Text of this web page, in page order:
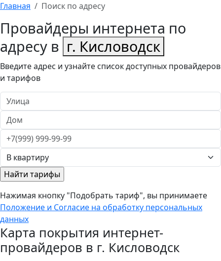
Главная
Поиск по адресу
Провайдеры интернета по
адресу в г. Кисловодск
Введите адрес и узнайте список доступных провайдеров
и тарифов
Нажимая кнопку "Подобрать тариф", вы принимаете
Положение и Согласие на обработку персональных
данных
Карта покрытия интернет-
провайдеров в г. Кисловодск